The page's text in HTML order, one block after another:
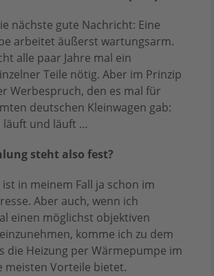
nächste gute Nachricht: Eine
arbeitet äußerst wartungsarm.
alle paar Jahre mal ein
Teile nötig. Aber im Prinzip
Werbespruch, den es mal für
deutschen Kleinwagen gab:
läuft und läuft …
steht also fest?
ist in meinem Fall ja schon im
Aber auch, wenn ich
einen möglichst objektiven
komme ich zu dem
die Heizung per Wärmepumpe im
meisten Vorteile bietet.